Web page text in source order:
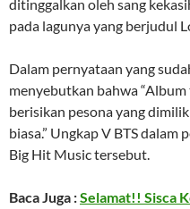
ditinggalkan oleh sang
pada lagunya yang berjudul
Dalam pernyataan yang
menyebutkan bahwa
berisikan pesona yang
biasa.” Ungkap V BTS
Big Hit Music tersebut.
Baca Juga :Selamat!! Sisca